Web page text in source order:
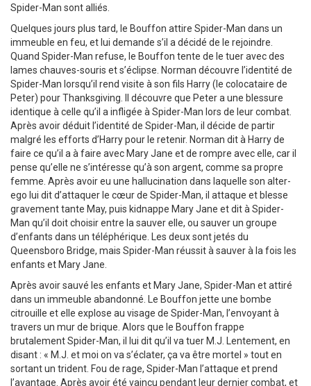
Spider-Man sont alliés.
Quelques jours plus tard, le Bouffon attire Spider-Man dans un
immeuble en feu, et lui demande s’il a décidé de le rejoindre.
Quand Spider-Man refuse, le Bouffon tente de le tuer avec des
lames chauves-souris et s’éclipse. Norman découvre l’identité de
Spider-Man lorsqu’il rend visite à son fils Harry (le colocataire de
Peter) pour Thanksgiving. Il découvre que Peter a une blessure
identique à celle qu’il a infligée à Spider-Man lors de leur combat.
Après avoir déduit l’identité de Spider-Man, il décide de partir
malgré les efforts d’Harry pour le retenir. Norman dit à Harry de
faire ce qu’il a à faire avec Mary Jane et de rompre avec elle, car il
pense qu’elle ne s’intéresse qu’à son argent, comme sa propre
femme. Après avoir eu une hallucination dans laquelle son alter-
ego lui dit d’attaquer le cœur de Spider-Man, il attaque et blesse
gravement tante May, puis kidnappe Mary Jane et dit à Spider-
Man qu’il doit choisir entre la sauver elle, ou sauver un groupe
d’enfants dans un téléphérique. Les deux sont jetés du
Queensboro Bridge, mais Spider-Man réussit à sauver à la fois les
enfants et Mary Jane.
Après avoir sauvé les enfants et Mary Jane, Spider-Man et attiré
dans un immeuble abandonné. Le Bouffon jette une bombe
citrouille et elle explose au visage de Spider-Man, l’envoyant à
travers un mur de brique. Alors que le Bouffon frappe
brutalement Spider-Man, il lui dit qu’il va tuer M.J. Lentement, en
disant : « M.J. et moi on va s’éclater, ça va être mortel » tout en
sortant un trident. Fou de rage, Spider-Man l’attaque et prend
l’avantage. Après avoir été vaincu pendant leur dernier combat, et